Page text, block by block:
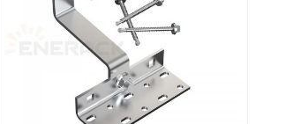
según las necesidades del cliente para
cumplir con los requisitos especiales de
instalación.